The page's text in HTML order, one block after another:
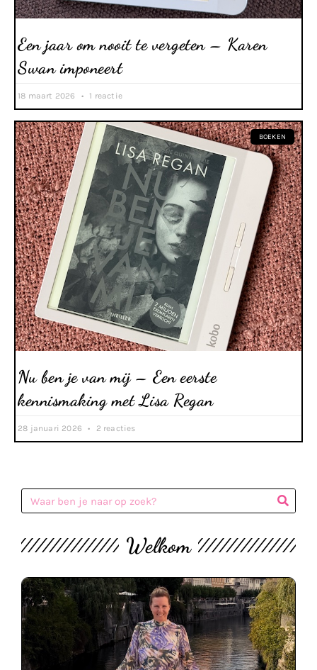
Een jaar om nooit te vergeten – Karen
Swan imponeert
18 maart 2026 1 reactie
BOEKEN
Nu ben je van mij – Een eerste
kennismaking met Lisa Regan
28 januari 2026 2 reacties
Welkom